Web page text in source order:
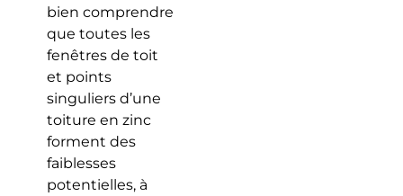
bien comprendre
que toutes les
fenêtres de toit
et points
singuliers d’une
toiture en zinc
forment des
faiblesses
potentielles, à